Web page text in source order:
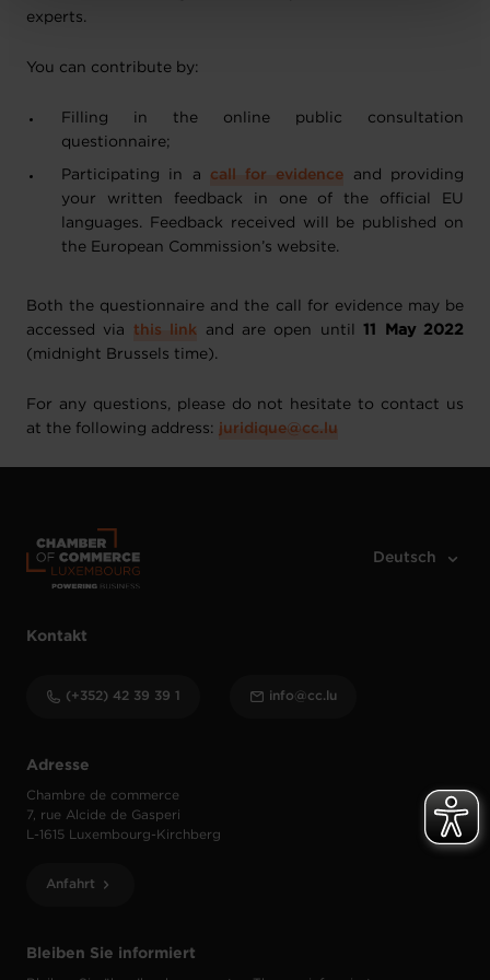
protection des données personnelles
experts.
You can contribute by:
Filling in the online public consultation
questionnaire;
Participating in a call for evidence and providing
your written feedback in one of the official EU
languages. Feedback received will be published on
the European Commission’s website.
Both the questionnaire and the call for evidence may be
accessed via this link and are open until11 May 2022
(midnight Brussels time).
For any questions, please do not hesitate to contact us
at the following address: juridique@cc.lu
Bleiben Sie informiert
Adresse
Chambre de commerce
7, rue Alcide de Gasperi
L-1615 Luxembourg-Kirchberg
Anfahrt
Kontakt
(+352) 42 39 39 1 info@cc.lu